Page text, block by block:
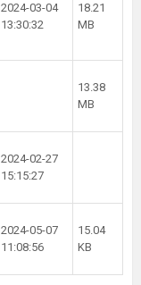
2024-03-04
13:30:32
18.21
MB
13.38
MB
2024-02-27
15:15:27
2024-05-07
11:08:56
15.04
KB